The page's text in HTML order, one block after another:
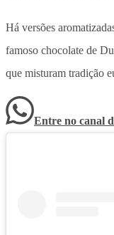
Há versões
famoso chocolate de
que misturam tradição
Entre no canal